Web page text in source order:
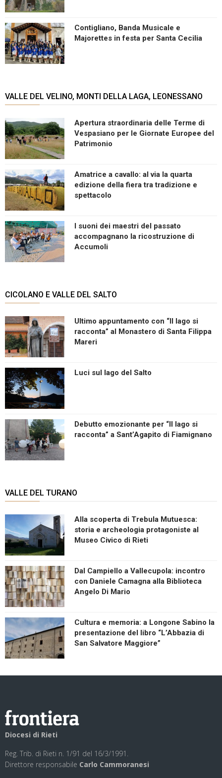
Contigliano, Banda Musicale e
Majorettes in festa per Santa Cecilia
VALLE DEL VELINO, MONTI DELLA LAGA, LEONESSANO
Apertura straordinaria delle Terme di
Vespasiano per le Giornate Europee del
Patrimonio
Amatrice a cavallo: al via la quarta
edizione della fiera tra tradizione e
spettacolo
I suoni dei maestri del passato
accompagnano la ricostruzione di
Accumoli
CICOLANO E VALLE DEL SALTO
Ultimo appuntamento con “Il lago si
racconta” al Monastero di Santa Filippa
Mareri
Luci sul lago del Salto
Debutto emozionante per “Il lago si
racconta” a Sant’Agapito di Fiamignano
VALLE DEL TURANO
Alla scoperta di Trebula Mutuesca:
storia e archeologia protagoniste al
Museo Civico di Rieti
Dal Campiello a Vallecupola: incontro
con Daniele Camagna alla Biblioteca
Angelo Di Mario
Cultura e memoria: a Longone Sabino la
presentazione del libro “L’Abbazia di
San Salvatore Maggiore”
Diocesi di Rieti
Reg. Trib. di Rieti n. 1/91 del 16/3/1991.
Direttore responsabile Carlo Cammoranesi